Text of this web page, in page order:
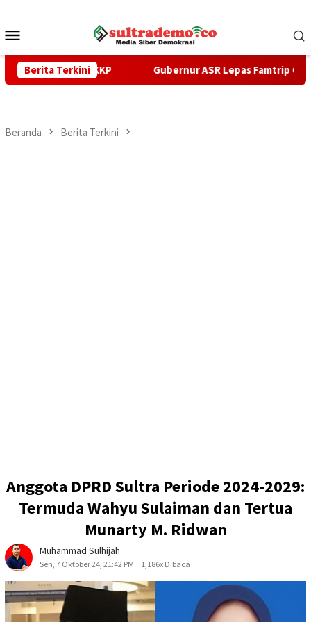
konten
Mobile
Berita Terkini
KKP Gubernur ASR Lepas Famtrip Overland Tiga
Beranda Berita Terkini
Anggota DPRD Sultra Periode 2024-2029:
Termuda Wahyu Sulaiman dan Tertua
Munarty M. Ridwan
Muhammad Sulhijah
Sen, 7 Oktober 24, 21:42 PM 1,186x Dibaca